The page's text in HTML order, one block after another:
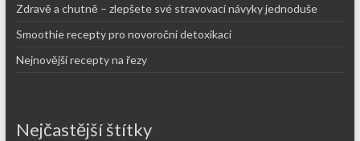
Zdravě a chutně – zlepšete své stravovací návyky jednoduše
Smoothie recepty pro novoroční detoxikaci
Nejnovější recepty na řezy
Nejčastější štítky